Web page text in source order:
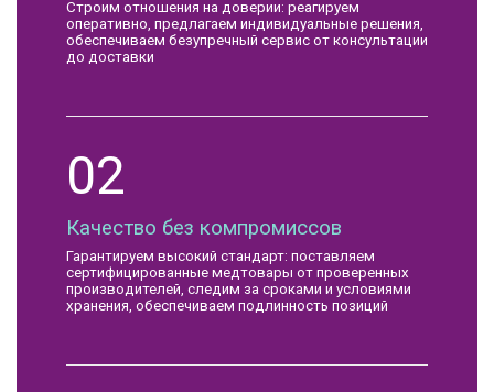
Строим отношения на доверии: реагируем
оперативно, предлагаем индивидуальные решения,
обеспечиваем безупречный сервис от консультации
до доставки
02
Качество без компромиссов
Гарантируем высокий стандарт: поставляем
сертифицированные медтовары от проверенных
производителей, следим за сроками и условиями
хранения, обеспечиваем подлинность позиций